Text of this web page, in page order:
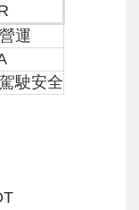
運
駛安全